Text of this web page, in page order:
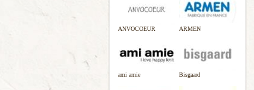
ANVOCOEUR ARMEN
ami amie Bisgaard